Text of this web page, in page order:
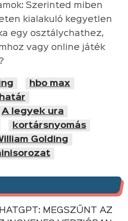
Szerinted miben
kialakuló kegyetlen
egy osztálychathez,
vagy online játék
hbo max
A legyek ura
kortársnyomás
Golding
MEGSZŰNT AZ